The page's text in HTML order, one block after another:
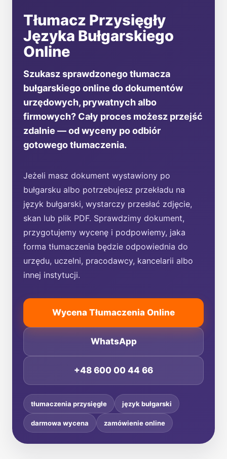
Tłumacz Przysięgły
Języka Bułgarskiego
Online
Szukasz sprawdzonego tłumacza
bułgarskiego online do dokumentów
urzędowych, prywatnych albo
firmowych? Cały proces możesz przejść
zdalnie — od wyceny po odbiór
gotowego tłumaczenia.
Jeżeli masz dokument wystawiony po
bułgarsku albo potrzebujesz przekładu na
język bułgarski, wystarczy przesłać zdjęcie,
skan lub plik PDF. Sprawdzimy dokument,
przygotujemy wycenę i podpowiemy, jaka
forma tłumaczenia będzie odpowiednia do
urzędu, uczelni, pracodawcy, kancelarii albo
innej instytucji.
Wycena Tłumaczenia Online
WhatsApp
+48 600 00 44 66
tłumaczenia przysięgłe język bułgarski
darmowa wycena zamówienie online